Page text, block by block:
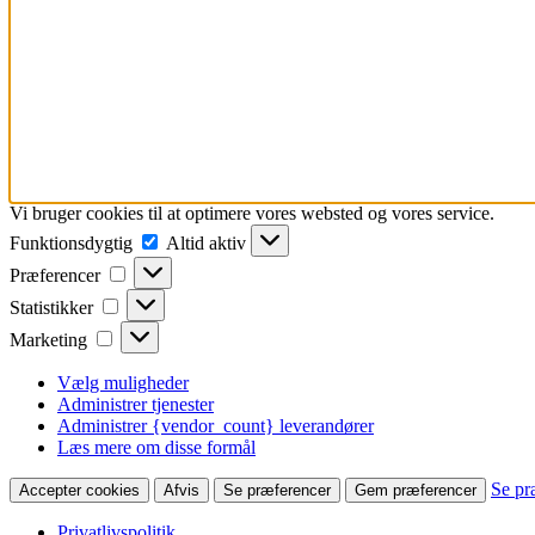
Vi bruger cookies til at optimere vores websted og vores service.
Funktionsdygtig
Funktionsdygtig
Altid aktiv
Præferencer
Præferencer
Statistikker Statistikker
Marketing Marketing
Vælg muligheder
Administrer tjenester
Administrer {vendor_count} leverandører
Læs mere om disse formål
Accepter cookies Afvis Se præferencer Gem præferencer Se